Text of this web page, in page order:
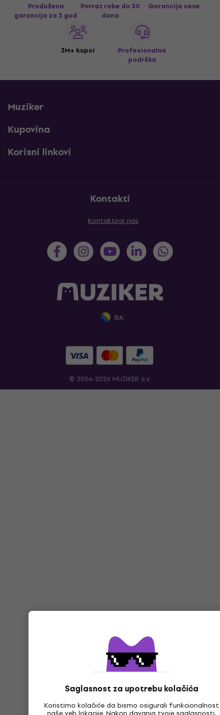
Saglasnost za upotrebu kolačića
Koristimo kolačiće da bismo osigurali funkcionalnost
Produžena
garancija za 3 god
Povrat robe do 30
dana
Garancija cene
3M+ kupci
Profesionalna
podrška
Muziker
Kupovina
Korisni linkovi
Kontakti
Kontaktiraj nas
BA
© 2004-2026 MUZIKER a.s.